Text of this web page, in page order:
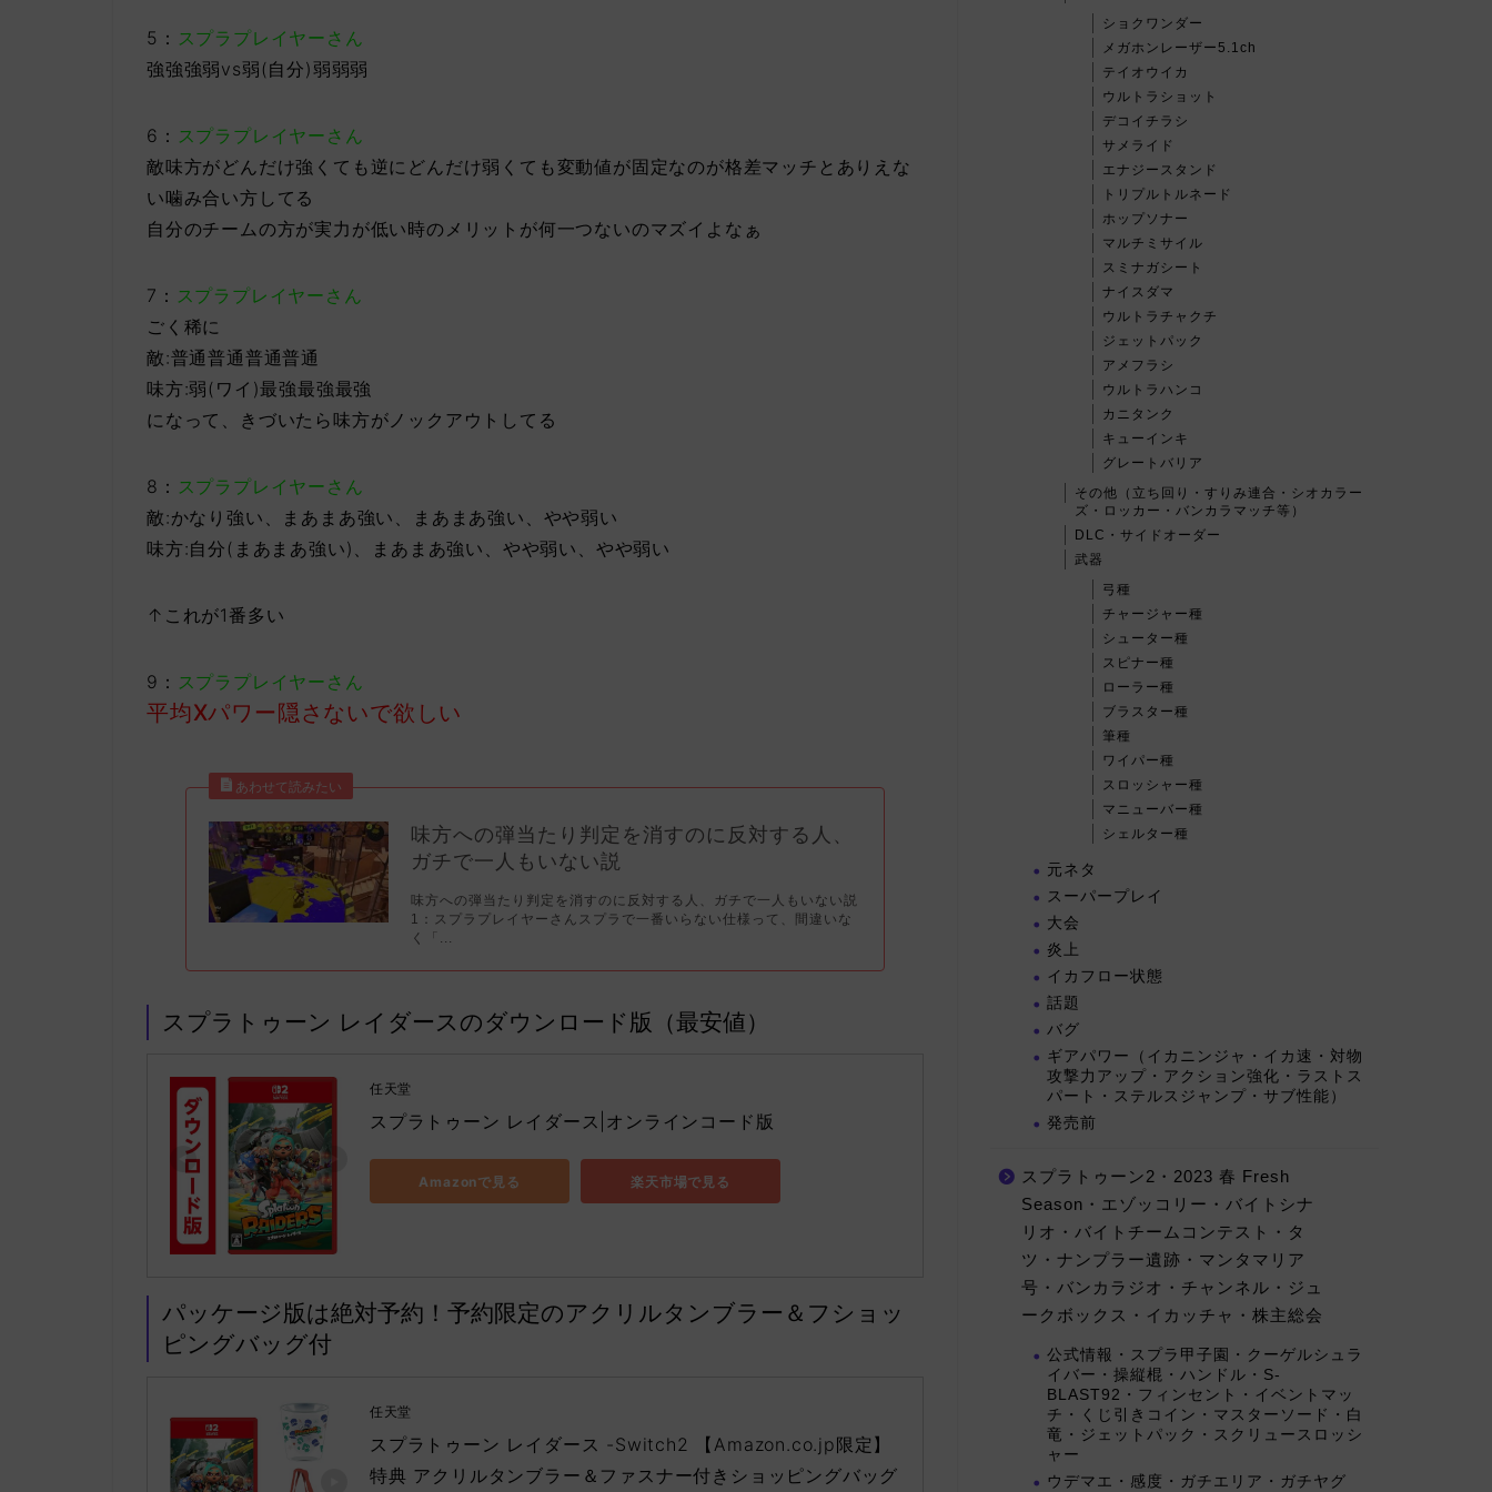
5： スプラプレイヤーさん
強強強弱vs弱(自分)弱弱弱
6： スプラプレイヤーさん
敵味方がどんだけ強くても逆にどんだけ弱くても変動値が固定なのが格差マッチとありえな
い噛み合い方してる
自分のチームの方が実力が低い時のメリットが何一つないのマズイよなぁ
7： スプラプレイヤーさん
ごく稀に
敵:普通普通普通普通
味方:弱(ワイ)最強最強最強
になって、きづいたら味方がノックアウトしてる
8： スプラプレイヤーさん
敵:かなり強い、まあまあ強い、まあまあ強い、やや弱い
味方:自分(まあまあ強い)、まあまあ強い、やや弱い、やや弱い
↑これが1番多い
9： スプラプレイヤーさん
平均Xパワー隠さないで欲しい
味方への弾当たり判定を消すのに反対する人、
ガチで一人もいない説
味方への弾当たり判定を消すのに反対する人、ガチで一人もいない説
1：スプラプレイヤーさんスプラで一番いらない仕様って、間違いな
く「...
スプラトゥーン レイダースのダウンロード版（最安値）
任天堂
スプラトゥーン レイダース|オンラインコード版
Amazonで見る 楽天市場で見る
パッケージ版は絶対予約！予約限定のアクリルタンブラー＆フショッ
ピングバッグ付
任天堂
スプラトゥーン レイダース -Switch2 【Amazon.co.jp限定】
特典 アクリルタンブラー＆ファスナー付きショッピングバッグ
ショクワンダー
メガホンレーザー5.1ch
テイオウイカ
ウルトラショット
デコイチラシ
サメライド
エナジースタンド
トリプルトルネード
ホップソナー
マルチミサイル
スミナガシート
ナイスダマ
ウルトラチャクチ
ジェットパック
アメフラシ
ウルトラハンコ
カニタンク
キューインキ
グレートバリア
その他（立ち回り・すりみ連合・シオカラー
ズ・ロッカー・バンカラマッチ等）
DLC・サイドオーダー
武器
弓種
チャージャー種
シューター種
スピナー種
ローラー種
ブラスター種
筆種
ワイパー種
スロッシャー種
マニューバー種
シェルター種
元ネタ
スーパープレイ
大会
炎上
イカフロー状態
話題
バグ
ギアパワー（イカニンジャ・イカ速・対物
攻撃力アップ・アクション強化・ラストス
パート・ステルスジャンプ・サブ性能）
発売前
スプラトゥーン2・2023 春 Fresh
Season・エゾッコリー・バイトシナ
リオ・バイトチームコンテスト・タ
ツ・ナンプラー遺跡・マンタマリア
号・バンカラジオ・チャンネル・ジュ
ークボックス・イカッチャ・株主総会
公式情報・スプラ甲子園・クーゲルシュラ
イバー・操縦棍・ハンドル・S-
BLAST92・フィンセント・イベントマッ
チ・くじ引きコイン・マスターソード・白
竜・ジェットパック・スクリュースロッシ
ャー
ウデマエ・感度・ガチエリア・ガチヤグ